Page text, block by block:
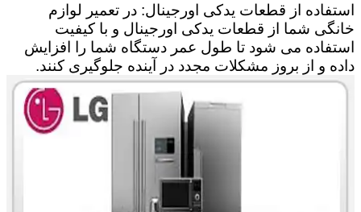
استفاده از قطعات یدکی اورجینال: در تعمیر لوازم
خانگی شما از قطعات یدکی اورجینال و با کیفیت
استفاده می شود تا طول عمر دستگاه شما را افزایش
داده و از بروز مشکلات مجدد در آینده جلوگیری کنند.